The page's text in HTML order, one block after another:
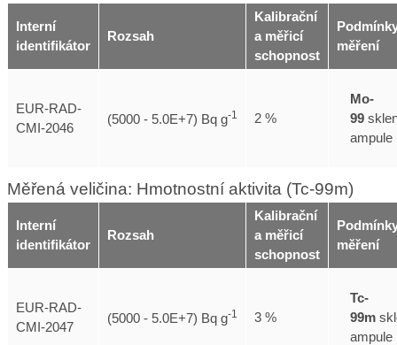
Interní
identifikátor
Rozsah
Kalibrační
a měřicí
schopnost
měření
EUR-RAD-
CMI-2046
(5000 - 5.0E+7) Bq g-1 2 %
Mo-
99
ampule
Měřená veličina: Hmotnostní aktivita (Tc-99m)
Interní
identifikátor
Rozsah
Kalibrační
a měřicí
schopnost
měření
EUR-RAD-
CMI-2047
(5000 - 5.0E+7) Bq g-1 3 %
Tc-
99m
ampule